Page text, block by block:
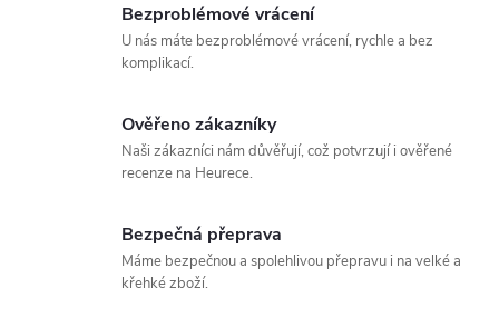
Bezproblémové vrácení
U nás máte bezproblémové vrácení, rychle a bez
komplikací.
Ověřeno zákazníky
Naši zákazníci nám důvěřují, což potvrzují i ověřené
recenze na Heurece.
Bezpečná přeprava
Máme bezpečnou a spolehlivou přepravu i na velké a
křehké zboží.